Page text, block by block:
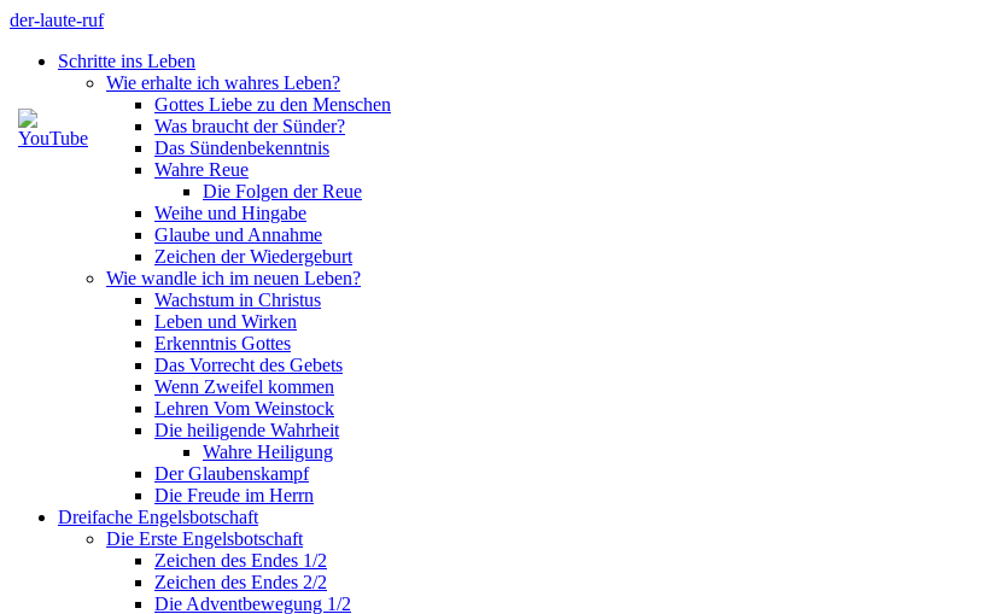
Zum
springen
der-laute-ruf
Schritte ins Leben
Wie erhalte ich wahres Leben?
Gottes Liebe zu den Menschen
Was braucht der Sünder?
Das Sündenbekenntnis
Wahre Reue
Die Folgen der Reue
Weihe und Hingabe
Glaube und Annahme
Zeichen der Wiedergeburt
Wie wandle ich im neuen Leben?
Wachstum in Christus
Leben und Wirken
Erkenntnis Gottes
Das Vorrecht des Gebets
Wenn Zweifel kommen
Lehren Vom Weinstock
Die heiligende Wahrheit
Wahre Heiligung
Der Glaubenskampf
Die Freude im Herrn
Dreifache Engelsbotschaft
Die Erste Engelsbotschaft
Zeichen des Endes 1/2
Zeichen des Endes 2/2
Die Adventbewegung 1/2